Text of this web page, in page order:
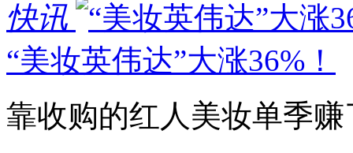
快讯
“美妆英伟达”大涨36%！
靠收购的红人美妆单季赚